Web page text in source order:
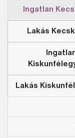
Ingatlan
Lakás
Lakás